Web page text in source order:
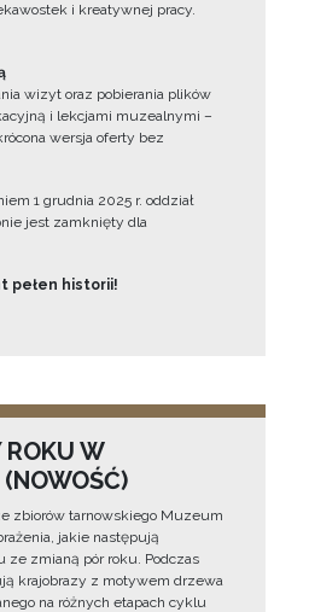
i kreatywnej pracy.
wizyt oraz pobierania plików
i lekcjami muzealnymi –
wersja oferty bez
1 grudnia 2025 r. oddział
jest zamknięty dla
pełen historii!
ROKU W
zbiorów tarnowskiego Muzeum
jakie następują
zmianą pór roku. Podczas
krajobrazy z motywem drzewa
na różnych etapach cyklu